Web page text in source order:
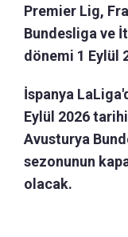
Premier Lig,
Bundesliga ve
dönemi 1 Eylül
İspanya
Eylül 2026
Avusturya
sezonunun
olacak.